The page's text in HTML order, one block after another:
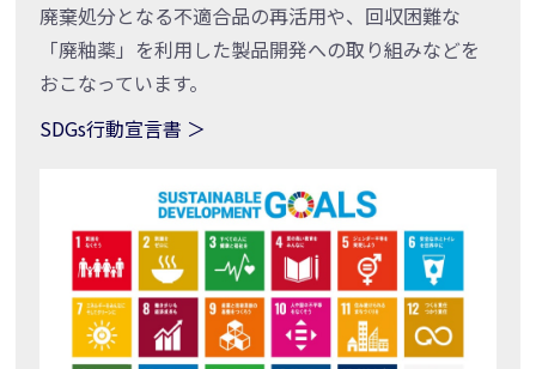
廃棄処分となる不適合品の再活用や、回収困難な
「廃釉薬」を利用した製品開発への取り組みなどを
おこなっています。
SDGs行動宣言書 ＞